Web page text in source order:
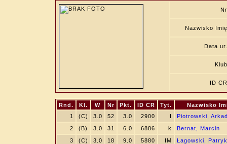
Nr
Nazwisko Imię
Data ur.
Klub
ID CR
Rnd. Kl. W Nr Pkt. ID CR Tyt.
Nazwisko
1
(C) 3.0 52 3.0 2900 I
Piotrowski,
2
(B) 3.0 31 6.0 6886 k
Bernat, Marcin
3
(C) 3.0 18 9.0 5880 IM
Łagowski, Patryk